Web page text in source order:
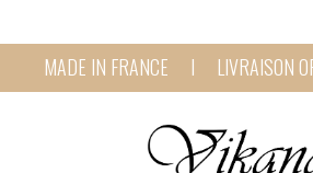
MADE IN FRANCE I LIVRAISON